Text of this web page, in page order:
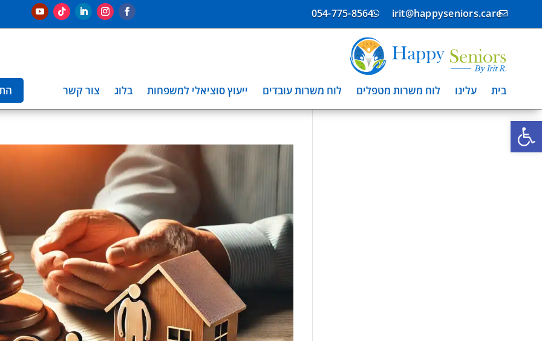
פתח סרגל נגישות

irit@happyseniors.care

054-775-8564
בית עלינו לוח משרות מטפלים לוח משרות עובדים ייעוץ סוציאלי למשפחות בלוג צור קשר